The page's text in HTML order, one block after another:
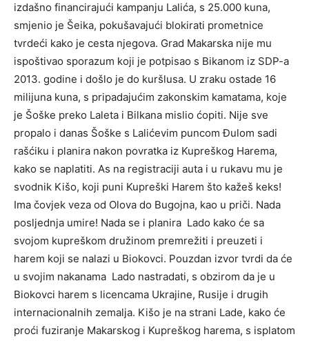
izdašno financirajući kampanju Lalića, s 25.000 kuna,
smjenio je Šeika, pokušavajući blokirati prometnice
tvrdeći kako je cesta njegova. Grad Makarska nije mu
ispoštivao sporazum koji je potpisao s Bikanom iz SDP-a
2013. godine i došlo je do kuršlusa. U zraku ostade 16
milijuna kuna, s pripadajućim zakonskim kamatama, koje
je Šoške preko Laleta i Bilkana mislio ćopiti. Nije sve
propalo i danas Šoške s Lalićevim puncom Đulom sadi
rašćiku i planira nakon povratka iz Kupreškog Harema,
kako se naplatiti. As na registraciji auta i u rukavu mu je
svodnik Kišo, koji puni Kupreški Harem što kažeš keks!
Ima čovjek veza od Olova do Bugojna, kao u priči. Nada
posljednja umire! Nada se i planira Lado kako će sa
svojom kupreškom družinom premrežiti i preuzeti i
harem koji se nalazi u Biokovci. Pouzdan izvor tvrdi da će
u svojim nakanama Lado nastradati, s obzirom da je u
Biokovci harem s licencama Ukrajine, Rusije i drugih
internacionalnih zemalja. Kišo je na strani Lade, kako će
proći fuziranje Makarskog i Kupreškog harema, s isplatom